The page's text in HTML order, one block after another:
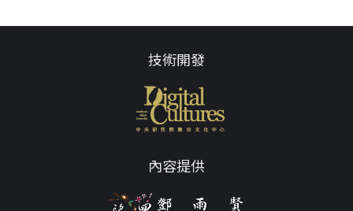
技術開發
內容提供